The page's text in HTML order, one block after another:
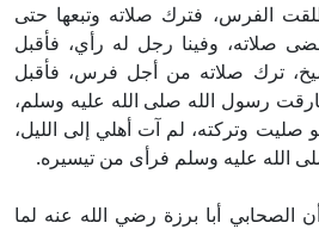
الفرس، فترك صلاته وتبعها حتى
صلاته، وفينا رجل له رأي، فأقبل
ترك صلاته من أجل فرس، فأقبل
رسول الله صلى الله عليه وسلم،
صليت وتركته، لم آت أهلي إلى الليل،
الله عليه وسلم فرأى من تيسيره.
الصحابي أبا برزة رضي الله عنه لما